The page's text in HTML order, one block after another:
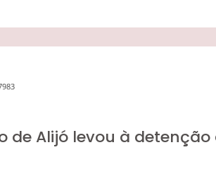
de Alijó levou à detenção